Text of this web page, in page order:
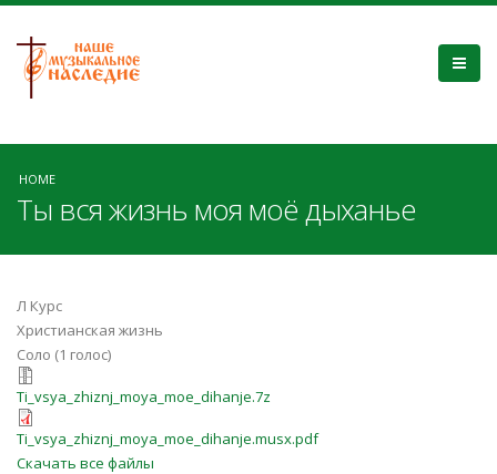
HOME
Ты вся жизнь моя моё дыханье
Л Курс
Христианская жизнь
Соло (1 голос)
Ti_vsya_zhiznj_moya_moe_dihanje.7z
Ti_vsya_zhiznj_moya_moe_dihanje.7z
Ti_vsya_zhiznj_moya_moe_dihanje.musx.pdf
Скачать все файлы